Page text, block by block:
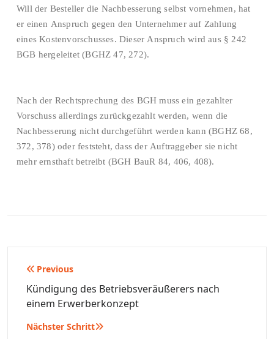
Will der Besteller die Nachbesserung selbst vornehmen, hat
er einen Anspruch gegen den Unternehmer auf Zahlung
eines Kostenvorschusses. Dieser Anspruch wird aus § 242
BGB hergeleitet (BGHZ 47, 272).
Nach der Rechtsprechung des BGH muss ein gezahlter
Vorschuss allerdings zurückgezahlt werden, wenn die
Nachbesserung nicht durchgeführt werden kann (BGHZ 68,
372, 378) oder feststeht, dass der Auftraggeber sie nicht
mehr ernsthaft betreibt (BGH BauR 84, 406, 408).
Beitragsnavigation
Previous
Kündigung des Betriebsveräußerers nach
einem Erwerberkonzept
Nächster Schritt